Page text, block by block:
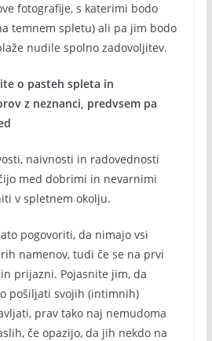
fotografije, s katerimi bodo
temnem spletu) ali pa jim bodo
nudile spolno zadovoljitev.
o pasteh spleta in
z neznanci, predvsem pa
naivnosti in radovednosti
med dobrimi in nevarnimi
v spletnem okolju.
pogovoriti, da nimajo vsi
namenov, tudi če se na prvi
prijazni. Pojasnite jim, da
pošiljati svojih (intimnih)
prav tako naj nemudoma
če opazijo, da jih nekdo na